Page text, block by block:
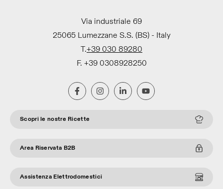
Via industriale 69
25065 Lumezzane S.S. (BS) - Italy
T.+39 030 89280
F. +39 0308928250
Scopri le nostre Ricette
Area Riservata B2B
Assistenza Elettrodomestici